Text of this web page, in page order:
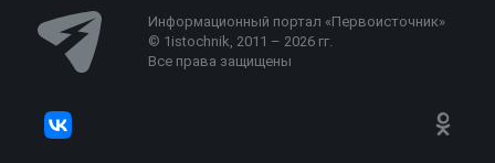
Информационный портал «Первоисточник»
© 1istochnik, 2011 – 2026 гг.
Все права защищены